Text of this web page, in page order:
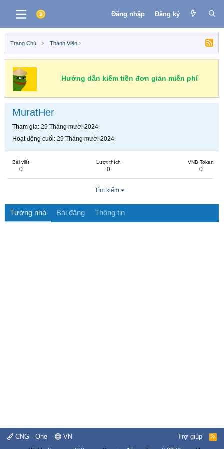
Đăng nhập Đăng ký
Trang Chủ Thành Viên
Hướng dẫn kiếm tiền đơn giản miễn phí
MuratHer
Tham gia 29 Tháng mười 2024
Hoạt động cuối 29 Tháng mười 2024
Bài viết
0
Lượt thích
0
VNB Token
0
Tìm kiếm
Tường nhà Bài đăng Thông tin
CNG - One VN Trợ giúp
R